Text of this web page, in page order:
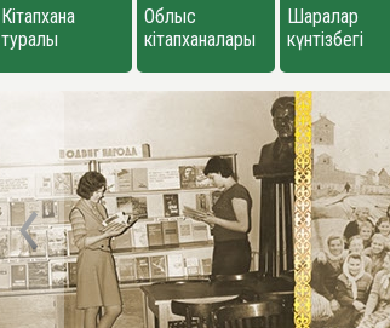
Кітапхана
туралы
Облыс
кітапханалары
Шаралар
күнтізбегі